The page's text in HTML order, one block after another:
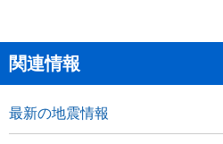
関連情報
最新の地震情報